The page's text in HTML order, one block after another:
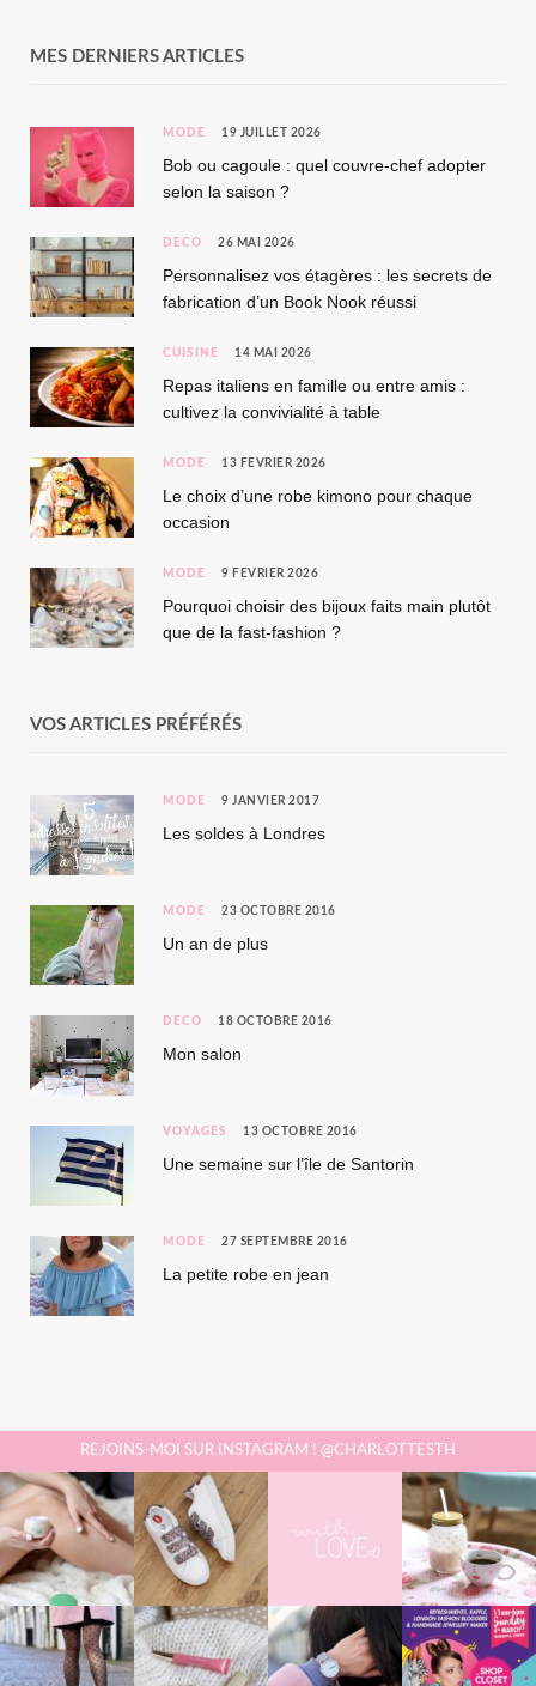
MES DERNIERS ARTICLES
MODE 19 JUILLET 2026
Bob ou cagoule : quel couvre-chef adopter
selon la saison ?
DÉCO 26 MAI 2026
Personnalisez vos étagères : les secrets de
fabrication d’un Book Nook réussi
CUISINE 14 MAI 2026
Repas italiens en famille ou entre amis :
cultivez la convivialité à table
MODE 13 FÉVRIER 2026
Le choix d’une robe kimono pour chaque
occasion
MODE 9 FÉVRIER 2026
Pourquoi choisir des bijoux faits main plutôt
que de la fast-fashion ?
VOS ARTICLES PRÉFÉRÉS
MODE 9 JANVIER 2017
Les soldes à Londres
MODE 23 OCTOBRE 2016
Un an de plus
DÉCO 18 OCTOBRE 2016
Mon salon
VOYAGES 13 OCTOBRE 2016
Une semaine sur l’île de Santorin
MODE 27 SEPTEMBRE 2016
La petite robe en jean
REJOINS-MOI SUR INSTAGRAM ! @CHARLOTTESTH